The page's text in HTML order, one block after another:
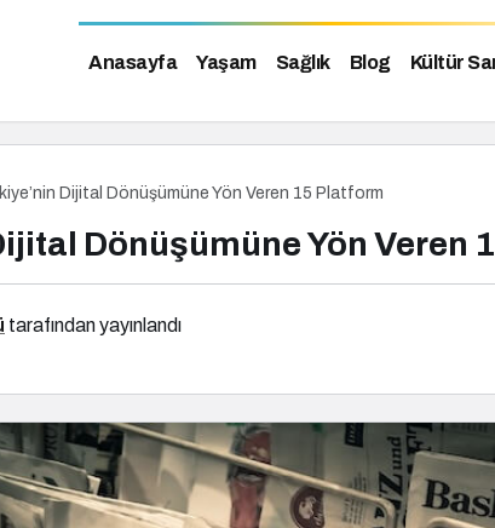
Anasayfa Yaşam Sağlık Blog Kültür
Dijital Dönüşümüne Yön Veren 15 Platform
Dönüşümüne Yön Veren
tarafından yayınlandı